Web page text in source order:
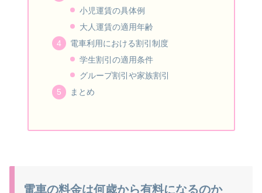
小児運賃の具体例
大人運賃の適用年齢
電車利用における割引制度
学生割引の適用条件
グループ割引や家族割引
まとめ
電車の料金は何歳から有料になるのか